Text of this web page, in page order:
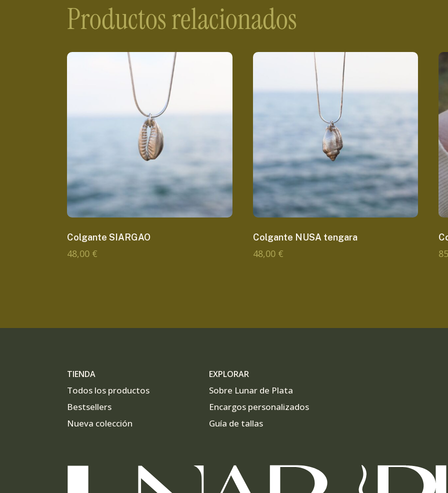
Productos relacionados
Colgante SIARGAO
48,00 €
Colgante NUSA tengara
48,00 €
TIENDA
Todos los productos
Bestsellers
Nueva colección
EXPLORAR
Sobre Lunar de Plata
Encargos personalizados
Guía de tallas